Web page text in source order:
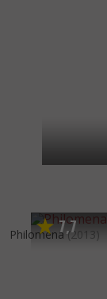
7,7
Philomena (2013)